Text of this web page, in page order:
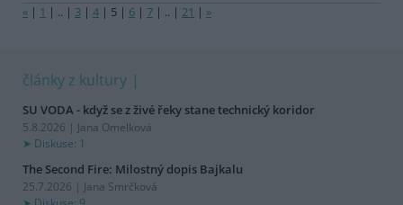
« | 1 | .. | 3 | 4 | 5 | 6 | 7 | .. | 21 | »
články z kultury
SU VODA - když se z živé řeky stane technický koridor
5.8.2026 | Jana Omelková
Diskuse: 1
The Second Fire: Milostný dopis Bajkalu
25.7.2026 | Jana Smrčková